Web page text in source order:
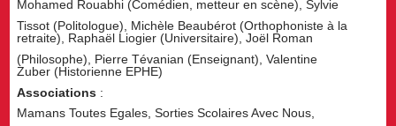
Mohamed Rouabhi (Comédien, metteur en scène), Sylvie
Tissot (Politologue), Michèle Beaubérot (Orthophoniste à la
retraite), Raphaël Liogier (Universitaire), Joël Roman
(Philosophe), Pierre Tévanian (Enseignant), Valentine
Zuber (Historienne EPHE)
Associations :
Mamans Toutes Egales, Sorties Scolaires Avec Nous,